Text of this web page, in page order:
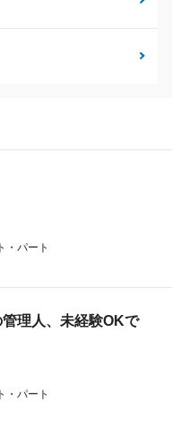
・パート
管理人、未経験OKで
・パート